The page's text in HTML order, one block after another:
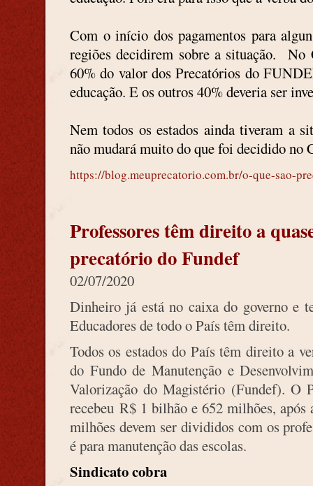
Com o início dos pagamentos para
regiões decidirem sobre a situação. No
60% do valor dos Precatórios do
educação. E os outros 40% deveria ser
Nem todos os estados ainda tiveram a
não mudará muito do que foi decidido no
https://blog.meuprecatorio.com.br/o-que-sao-
Professores têm direito a
precatório do Fundef
02/07/2020
Dinheiro já está no caixa do governo e
Educadores de todo o País têm direito.
Todos os estados do País têm direito a
do Fundo de Manutenção e
Valorização do Magistério (Fundef). O
recebeu R$ 1 bilhão e 652 milhões,
milhões devem ser divididos com os
é para manutenção das escolas.
Sindicato cobra